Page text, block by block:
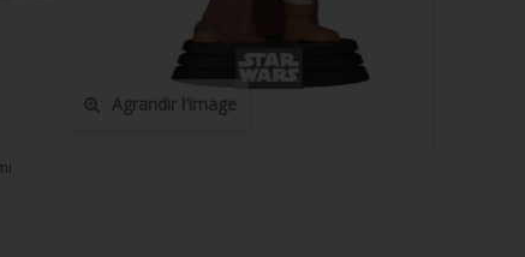
Agrandir l'image